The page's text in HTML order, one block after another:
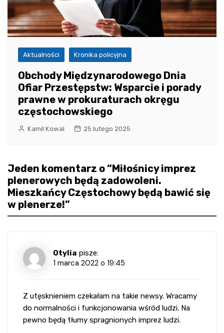
Aktualności Kronika policyjna
Obchody Międzynarodowego Dnia
Ofiar Przestępstw: Wsparcie i porady
prawne w prokuraturach okręgu
częstochowskiego
Kamil Kowal 25 lutego 2025
Jeden komentarz o “Miłośnicy imprez
plenerowych będą zadowoleni.
Mieszkańcy Częstochowy będą bawić się
w plenerze!”
Otylia pisze:
1 marca 2022 o 19:45
Z utęsknieniem czekałam na takie newsy. Wracamy
do normalności i funkcjonowania wśród ludzi. Na
pewno będą tłumy spragnionych imprez ludzi.